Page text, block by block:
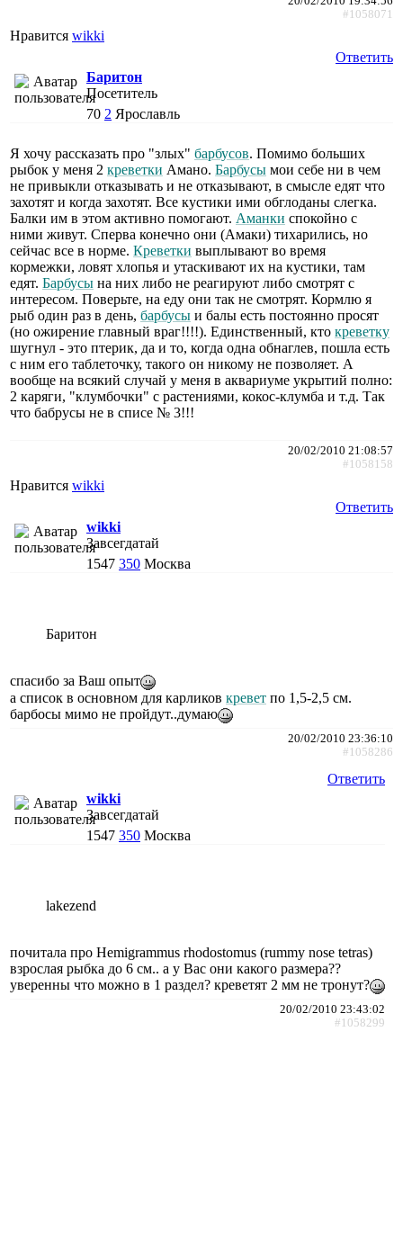
#1058071
Нравится wikki
Ответить
Баритон
Посетитель
70 2 Ярославль
Я хочу рассказать про "злых" барбусов. Помимо больших
рыбок у меня 2 креветки Амано. Барбусы мои себе ни в чем
не привыкли отказывать и не отказывают, в смысле едят что
захотят и когда захотят. Все кустики ими обглоданы слегка.
Балки им в этом активно помогают. Аманки спокойно с
ними живут. Сперва конечно они (Амаки) тихарились, но
сейчас все в норме. Креветки выплывают во время
кормежки, ловят хлопья и утаскивают их на кустики, там
едят. Барбусы на них либо не реагируют либо смотрят с
интересом. Поверьте, на еду они так не смотрят. Кормлю я
рыб один раз в день, барбусы и балы есть постоянно просят
(но ожирение главный враг!!!!). Единственный, кто креветку
шугнул - это птерик, да и то, когда одна обнаглев, пошла есть
с ним его таблеточку, такого он никому не позволяет. А
вообще на всякий случай у меня в аквариуме укрытий полно:
2 каряги, "клумбочки" с растениями, кокос-клумба и т.д. Так
что бабрусы не в списе № 3!!!
20/02/2010 21:08:57
#1058158
Нравится wikki
Ответить
wikki
Завсегдатай
1547 350 Москва
Баритон
спасибо за Ваш опыт
а список в основном для карликов кревет по 1,5-2,5 см.
барбосы мимо не пройдут..думаю
20/02/2010 23:36:10
#1058286
Ответить
wikki
Завсегдатай
1547 350 Москва
lakezend
почитала про Hemigrammus rhodostomus (rummy nose tetras)
взрослая рыбка до 6 см.. а у Вас они какого размера??
уверенны что можно в 1 раздел? креветят 2 мм не тронут?
20/02/2010 23:43:02
#1058299